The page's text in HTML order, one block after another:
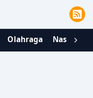
Olahraga Nasional